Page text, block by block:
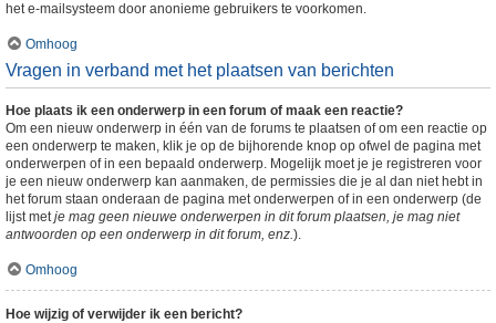
het e-mailsysteem door anonieme gebruikers te voorkomen.
Omhoog
Vragen in verband met het plaatsen van berichten
Hoe plaats ik een onderwerp in een forum of maak een reactie?
Om een nieuw onderwerp in één van de forums te plaatsen of om een reactie op
een onderwerp te maken, klik je op de bijhorende knop op ofwel de pagina met
onderwerpen of in een bepaald onderwerp. Mogelijk moet je je registreren voor
je een nieuw onderwerp kan aanmaken, de permissies die je al dan niet hebt in
het forum staan onderaan de pagina met onderwerpen of in een onderwerp (de
lijst metje mag geen nieuwe onderwerpen in dit forum plaatsen, je mag niet
antwoorden op een onderwerp in dit forum, enz.).
Omhoog
Hoe wijzig of verwijder ik een bericht?